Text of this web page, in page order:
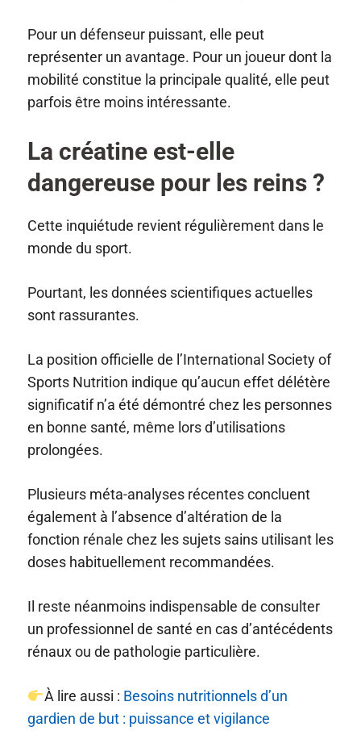
Pour un défenseur puissant, elle peut
représenter un avantage. Pour un joueur dont la
mobilité constitue la principale qualité, elle peut
parfois être moins intéressante.
La créatine est-elle
dangereuse pour les reins ?
Cette inquiétude revient régulièrement dans le
monde du sport.
Pourtant, les données scientifiques actuelles
sont rassurantes.
La position officielle de l’International Society of
Sports Nutrition indique qu’aucun effet délétère
significatif n’a été démontré chez les personnes
en bonne santé, même lors d’utilisations
prolongées.
Plusieurs méta-analyses récentes concluent
également à l’absence d’altération de la
fonction rénale chez les sujets sains utilisant les
doses habituellement recommandées.
Il reste néanmoins indispensable de consulter
un professionnel de santé en cas d’antécédents
rénaux ou de pathologie particulière.
À lire aussi : Besoins nutritionnels d’un
gardien de but : puissance et vigilance